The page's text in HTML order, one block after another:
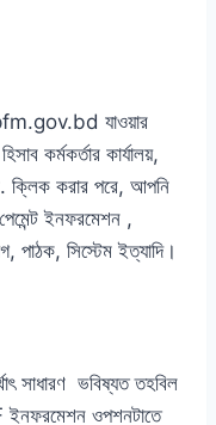
যাওয়ার
কর্মকর্তার কার্যালয়,
করার পরে, আপনি
ইনফরমেশন ,
সিস্টেম ইত্যাদি।
সাধারণ ভবিষ্যত তহবিল
ইনফরমেশন ওপশনটাতে